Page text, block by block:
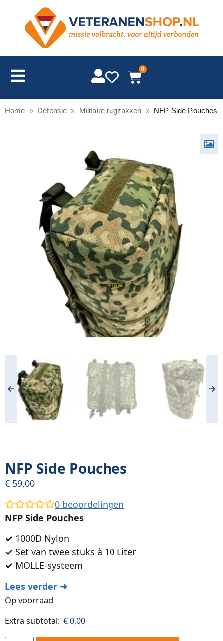
0
Home » Defensie » Militaire rugzakken » NFP Side Pouches
NFP Side Pouches
€ 59,00
0 beoordelingen
NFP Side Pouches
✓ 1000D Nylon
✓ Set van twee stuks à 10 Liter
✓ MOLLE-systeem
Lees verder ➜
Op voorraad
Extra subtotal: €0,00